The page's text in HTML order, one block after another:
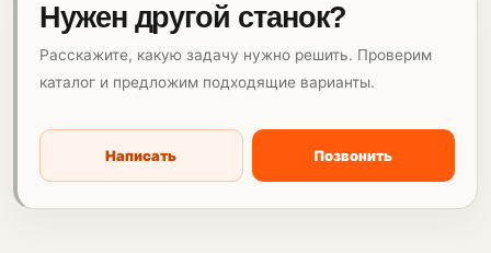
Нужен другой станок?
Расскажите, какую задачу нужно решить. Проверим
каталог и предложим подходящие варианты.
Написать Позвонить